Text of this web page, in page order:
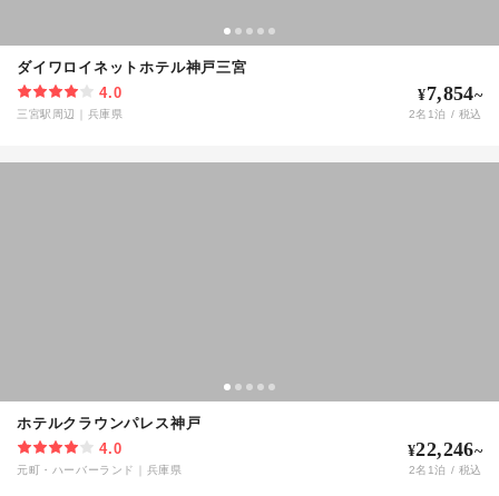
ダイワロイネットホテル神戸三宮
4.0
三宮駅周辺 兵庫県
¥7,854~
2名 1泊 / 税込
ホテルクラウンパレス神戸
4.0
元町・ハーバーランド 兵庫県
¥22,246~
2名 1泊 / 税込